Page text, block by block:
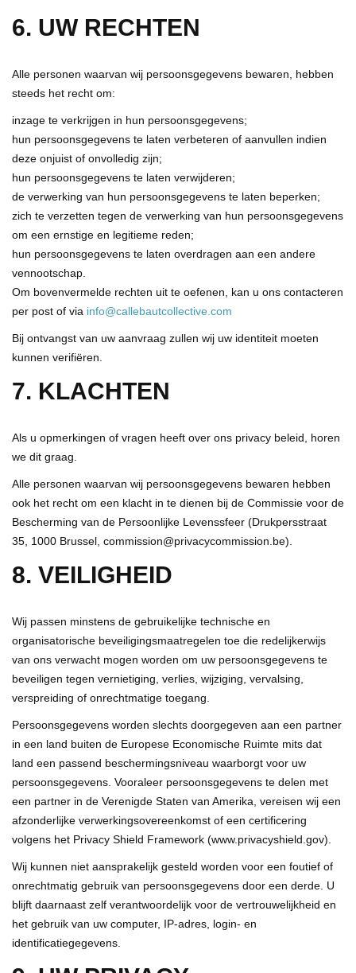
6. UW RECHTEN
Alle personen waarvan wij persoonsgegevens bewaren, hebben
steeds het recht om:
inzage te verkrijgen in hun persoonsgegevens;
hun persoonsgegevens te laten verbeteren of aanvullen indien
deze onjuist of onvolledig zijn;
hun persoonsgegevens te laten verwijderen;
de verwerking van hun persoonsgegevens te laten beperken;
zich te verzetten tegen de verwerking van hun persoonsgegevens
om een ernstige en legitieme reden;
hun persoonsgegevens te laten overdragen aan een andere
vennootschap.
Om bovenvermelde rechten uit te oefenen, kan u ons contacteren
per post of via info@callebautcollective.com
Bij ontvangst van uw aanvraag zullen wij uw identiteit moeten
kunnen verifiëren.
7. KLACHTEN
Als u opmerkingen of vragen heeft over ons privacy beleid, horen
we dit graag.
Alle personen waarvan wij persoonsgegevens bewaren hebben
ook het recht om een klacht in te dienen bij de Commissie voor de
Bescherming van de Persoonlijke Levenssfeer (Drukpersstraat
35, 1000 Brussel, commission@privacycommission.be).
8. VEILIGHEID
Wij passen minstens de gebruikelijke technische en
organisatorische beveiligingsmaatregelen toe die redelijkerwijs
van ons verwacht mogen worden om uw persoonsgegevens te
beveiligen tegen vernietiging, verlies, wijziging, vervalsing,
verspreiding of onrechtmatige toegang.
Persoonsgegevens worden slechts doorgegeven aan een partner
in een land buiten de Europese Economische Ruimte mits dat
land een passend beschermingsniveau waarborgt voor uw
persoonsgegevens. Vooraleer persoonsgegevens te delen met
een partner in de Verenigde Staten van Amerika, vereisen wij een
afzonderlijke verwerkingsovereenkomst of een certificering
volgens het Privacy Shield Framework (www.privacyshield.gov).
Wij kunnen niet aansprakelijk gesteld worden voor een foutief of
onrechtmatig gebruik van persoonsgegevens door een derde. U
blijft daarnaast zelf verantwoordelijk voor de vertrouwelijkheid en
het gebruik van uw computer, IP-adres, login- en
identificatiegegevens.